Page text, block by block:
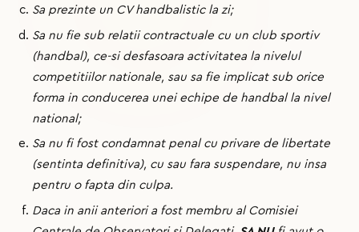
Sa prezinte un CV handbalistic la zi;
Sa nu fie sub relatii contractuale cu un club sportiv
(handbal), ce-si desfasoara activitatea la nivelul
competitiilor nationale, sau sa fie implicat sub orice
forma in conducerea unei echipe de handbal la nivel
national;
Sa nu fi fost condamnat penal cu privare de libertate
(sentinta definitiva), cu sau fara suspendare, nu insa
pentru o fapta din culpa.
Daca in anii anteriori a fost membru al Comisiei